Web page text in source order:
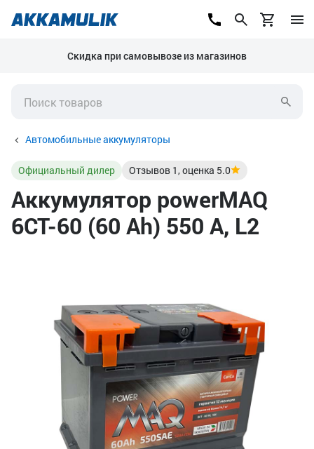
Скидка при самовывозе из магазинов
Автомобильные аккумуляторы
Официальный дилер Отзывов 1, оценка 5.0
Аккумулятор powerMAQ
6СТ-60 (60 Ah) 550 А, L2